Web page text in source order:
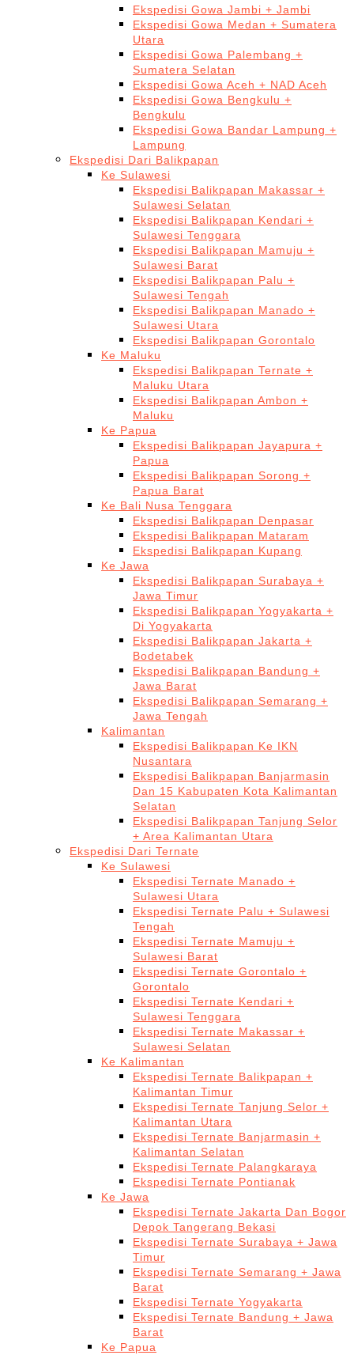
Ekspedisi Gowa Jambi + Jambi
Ekspedisi Gowa Medan + Sumatera
Utara
Ekspedisi Gowa Palembang +
Sumatera Selatan
Ekspedisi Gowa Aceh + NAD Aceh
Ekspedisi Gowa Bengkulu +
Bengkulu
Ekspedisi Gowa Bandar Lampung +
Lampung
Ekspedisi Dari Balikpapan
Ke Sulawesi
Ekspedisi Balikpapan Makassar +
Sulawesi Selatan
Ekspedisi Balikpapan Kendari +
Sulawesi Tenggara
Ekspedisi Balikpapan Mamuju +
Sulawesi Barat
Ekspedisi Balikpapan Palu +
Sulawesi Tengah
Ekspedisi Balikpapan Manado +
Sulawesi Utara
Ekspedisi Balikpapan Gorontalo
Ke Maluku
Ekspedisi Balikpapan Ternate +
Maluku Utara
Ekspedisi Balikpapan Ambon +
Maluku
Ke Papua
Ekspedisi Balikpapan Jayapura +
Papua
Ekspedisi Balikpapan Sorong +
Papua Barat
Ke Bali Nusa Tenggara
Ekspedisi Balikpapan Denpasar
Ekspedisi Balikpapan Mataram
Ekspedisi Balikpapan Kupang
Ke Jawa
Ekspedisi Balikpapan Surabaya +
Jawa Timur
Ekspedisi Balikpapan Yogyakarta +
Di Yogyakarta
Ekspedisi Balikpapan Jakarta +
Bodetabek
Ekspedisi Balikpapan Bandung +
Jawa Barat
Ekspedisi Balikpapan Semarang +
Jawa Tengah
Kalimantan
Ekspedisi Balikpapan Ke IKN
Nusantara
Ekspedisi Balikpapan Banjarmasin
Dan 15 Kabupaten Kota Kalimantan
Selatan
Ekspedisi Balikpapan Tanjung Selor
+ Area Kalimantan Utara
Ekspedisi Dari Ternate
Ke Sulawesi
Ekspedisi Ternate Manado +
Sulawesi Utara
Ekspedisi Ternate Palu + Sulawesi
Tengah
Ekspedisi Ternate Mamuju +
Sulawesi Barat
Ekspedisi Ternate Gorontalo +
Gorontalo
Ekspedisi Ternate Kendari +
Sulawesi Tenggara
Ekspedisi Ternate Makassar +
Sulawesi Selatan
Ke Kalimantan
Ekspedisi Ternate Balikpapan +
Kalimantan Timur
Ekspedisi Ternate Tanjung Selor +
Kalimantan Utara
Ekspedisi Ternate Banjarmasin +
Kalimantan Selatan
Ekspedisi Ternate Palangkaraya
Ekspedisi Ternate Pontianak
Ke Jawa
Ekspedisi Ternate Jakarta Dan Bogor
Depok Tangerang Bekasi
Ekspedisi Ternate Surabaya + Jawa
Timur
Ekspedisi Ternate Semarang + Jawa
Barat
Ekspedisi Ternate Yogyakarta
Ekspedisi Ternate Bandung + Jawa
Barat
Ke Papua